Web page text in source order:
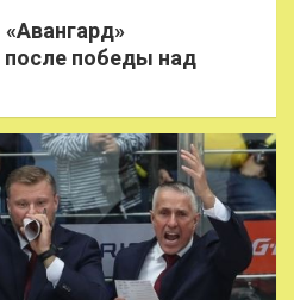
после победы над